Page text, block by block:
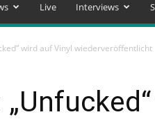
Live Interviews
wird auf Vinyl wiederveröffentlicht